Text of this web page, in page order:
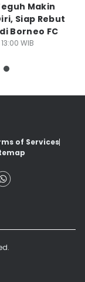
Makin
Siap Rebut
Borneo FC
WIB
of Services